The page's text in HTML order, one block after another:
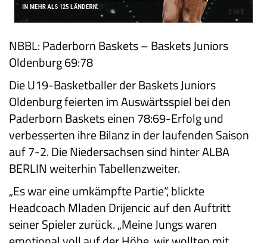
NBBL: Paderborn Baskets – Baskets Juniors
Oldenburg 69:78
Die U19-Basketballer der Baskets Juniors
Oldenburg feierten im Auswärtsspiel bei den
Paderborn Baskets einen 78:69-Erfolg und
verbesserten ihre Bilanz in der laufenden Saison
auf 7-2. Die Niedersachsen sind hinter ALBA
BERLIN weiterhin Tabellenzweiter.
„Es war eine umkämpfte Partie“, blickte
Headcoach Mladen Drijencic auf den Auftritt
seiner Spieler zurück. „Meine Jungs waren